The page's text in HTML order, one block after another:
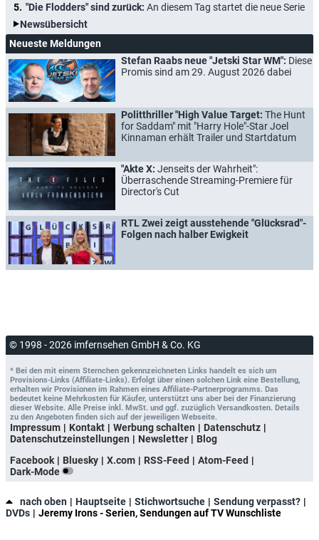
"Die Flodders" sind zurück: An diesem Tag startet die neue Serie
Newsübersicht
Neueste Meldungen
Stefan Raabs neue "Jetski Star WM": Diese
Promis sind am 29. August 2026 dabei
Politthriller "High Value Target: The Hunt
for Saddam" mit "Harry Hole"-Star Joel
Kinnaman erhält Trailer und Startdatum
"Akte X: Jenseits der Wahrheit":
Überraschende Streaming-Premiere für
Director's Cut
RTL Zwei zeigt ausstehende "Glücksrad"-
Folgen nach halber Ewigkeit
© 1998 - 2026 imfernsehen GmbH & Co. KG
* Bei den mit einem Sternchen gekennzeichneten Links handelt es sich um
Provisions-Links (Affiliate-Links). Erfolgt über einen solchen Link eine Bestellung,
erhalten wir Provisionen im Rahmen eines Affiliate-Partnerprogramms. Das
bedeutet keine Mehrkosten für Käufer, unterstützt uns aber bei der Finanzierung
dieser Website. Alle Preise inkl. MwSt. und ggf. zuzüglich Versandkosten. Details
zu den Angeboten finden sich auf der jeweiligen Webseite.
Impressum Kontakt Werbung schalten
Datenschutz
Datenschutzeinstellungen
Newsletter
Blog
Facebook
Bluesky X.com RSS-Feed
Atom-Feed
Dark-Mode
nach oben Hauptseite Stichwortsuche
Sendung verpasst?
DVDs
Jeremy Irons - Serien, Sendungen auf TV Wunschliste